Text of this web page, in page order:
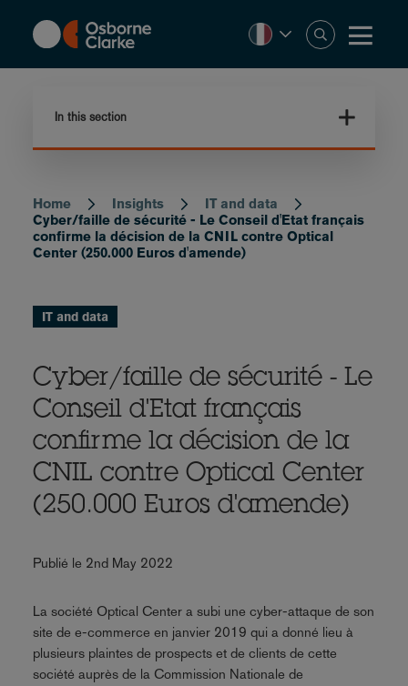
content
In this section
Breadcrumb
Home Insights
IT and data
Cyber/faille de sécurité - Le Conseil d'Etat français
confirme la décision de la CNIL contre Optical
Center (250.000 Euros d'amende)
IT and data
Cyber/faille de sécurité - Le
Conseil d'Etat français
confirme la décision de la
CNIL contre Optical Center
(250.000 Euros d'amende)
Publié le 2nd May 2022
La société Optical Center a subi une cyber-attaque de son
site de e-commerce en janvier 2019 qui a donné lieu à
plusieurs plaintes de prospects et de clients de cette
société auprès de la Commission Nationale de